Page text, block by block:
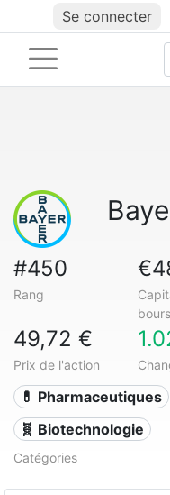
Se connecter
#450
Rang
49,72 €
Prix de l'action
💊 Pharmaceutiques
🧬 Biotechnologie
Catégories